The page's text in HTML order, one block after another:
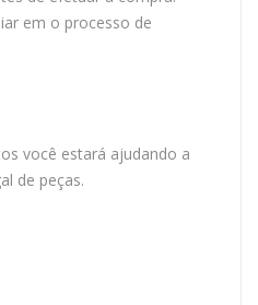
em o processo de
você estará ajudando a
de peças.